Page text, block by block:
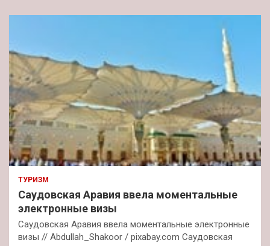
ТУРИЗМ
Саудовская Аравия ввела моментальные
электронные визы
Саудовская Аравия ввела моментальные электронные
визы // Abdullah_Shakoor / pixabay.com Саудовская